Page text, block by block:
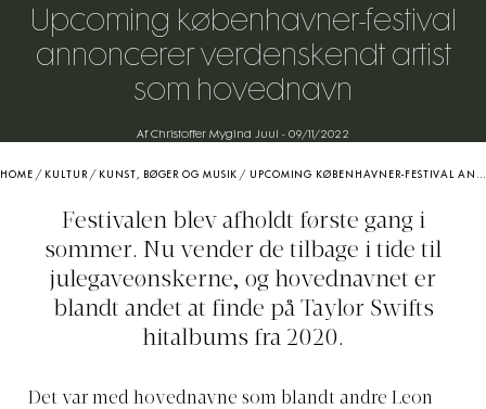
Upcoming københavner-festival
annoncerer verdenskendt artist
som hovednavn
Af Christoffer Mygind Juul - 09/11/2022
HOME / KULTUR / KUNST, BØGER OG MUSIK / UPCOMING KØBENHAVNER-FESTIVAL ANNONCERER VERDENSKENDT ARTIST SOM HOVEDNAVN
Festivalen blev afholdt første gang i
sommer. Nu vender de tilbage i tide til
julegaveønskerne, og hovednavnet er
blandt andet at finde på Taylor Swifts
hitalbums fra 2020.
Det var med hovednavne som blandt andre Leon